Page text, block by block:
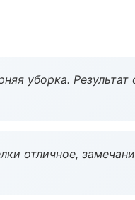
уборка. Результат
отличное,